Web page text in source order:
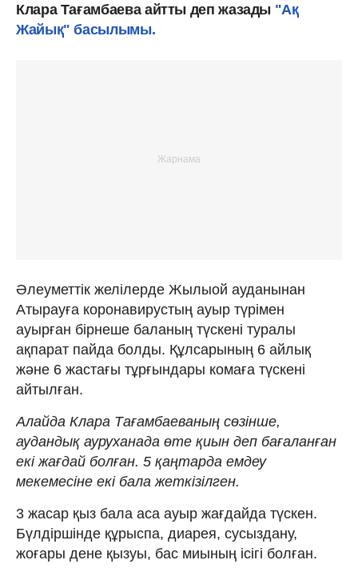
Клара Тағамбаева айтты деп жазады "Ақ
Жайық" басылымы.
Әлеуметтік желілерде Жылыой ауданынан
Атырауға коронавирустың ауыр түрімен
ауырған бірнеше баланың түскені туралы
ақпарат пайда болды. Құлсарының 6 айлық
және 6 жастағы тұрғындары комаға түскені
айтылған.
Алайда Клара Тағамбаеваның сөзінше,
аудандық ауруханада өте қиын деп бағаланған
екі жағдай болған. 5 қаңтарда емдеу
мекемесіне екі бала жеткізілген.
3 жасар қыз бала аса ауыр жағдайда түскен.
Бүлдіршінде құрыспа, диарея, сусыздану,
жоғары дене қызуы, бас миының ісігі болған.